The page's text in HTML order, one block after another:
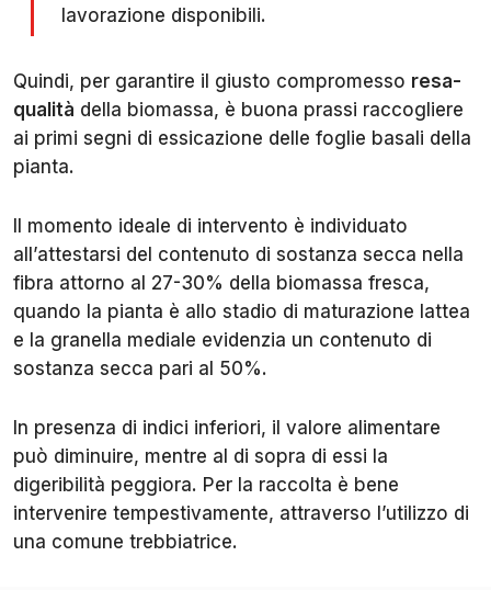
lavorazione disponibili.
Quindi, per garantire il giusto compromesso resa-
qualità della biomassa, è buona prassi raccogliere
ai primi segni di essicazione delle foglie basali della
pianta.
Il momento ideale di intervento è individuato
all’attestarsi del contenuto di sostanza secca nella
fibra attorno al 27-30% della biomassa fresca,
quando la pianta è allo stadio di maturazione lattea
e la granella mediale evidenzia un contenuto di
sostanza secca pari al 50%.
In presenza di indici inferiori, il valore alimentare
può diminuire, mentre al di sopra di essi la
digeribilità peggiora. Per la raccolta è bene
intervenire tempestivamente, attraverso l’utilizzo di
una comune trebbiatrice.